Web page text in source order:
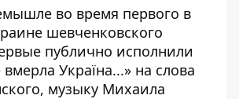
во время первого в
шевченковского
публично исполнили
Україна...» на слова
музыку Михаила